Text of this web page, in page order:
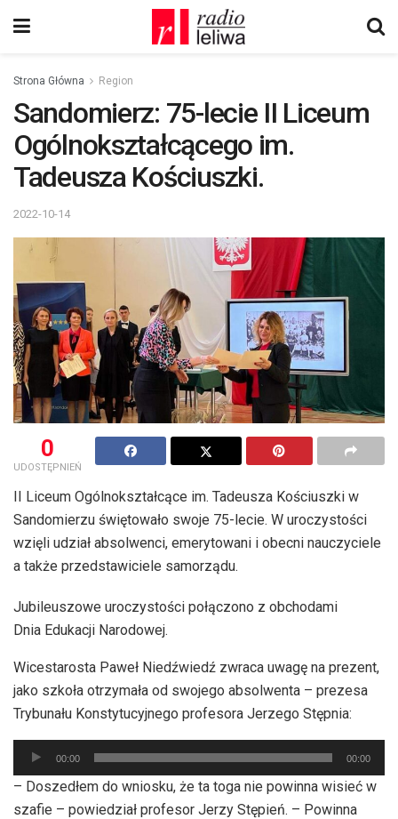
Strona Główna Region
Sandomierz: 75-lecie II Liceum
Ogólnokształcącego im.
Tadeusza Kościuszki.
2022-10-14
0
UDOSTĘPNIEŃ
II Liceum Ogólnokształcące im. Tadeusza Kościuszki w
Sandomierzu świętowało swoje 75-lecie. W uroczystości
wzięli udział absolwenci, emerytowani i obecni nauczyciele
a także przedstawiciele samorządu.
Jubileuszowe uroczystości połączono z obchodami
Dnia Edukacji Narodowej.
Wicestarosta Paweł Niedźwiedź zwraca uwagę na prezent,
jako szkoła otrzymała od swojego absolwenta – prezesa
Trybunału Konstytucyjnego profesora Jerzego Stępnia:
Odtwarzacz
plików
dźwiękowych
00:00 00:00
– Doszedłem do wniosku, że ta toga nie powinna wisieć w
szafie – powiedział profesor Jerzy Stępień. – Powinna